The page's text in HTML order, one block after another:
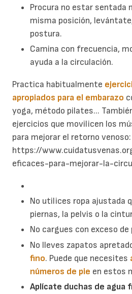
Procura no estar sentada
misma posición,
postura.
Camina con frecuencia,
ayuda a la circulación.
Practica habitualmente
apropiados para el embarazo
yoga, método pilates...
ejercicios que movilicen los
para mejorar el retorno venoso:
https://
eficaces-para-mejorar-la-
No utilices ropa ajustada
piernas, la pelvis o la
No cargues con exceso de
No lleves zapatos
fino. Puede que necesites
números de pie en estos
Aplícate duchas de agua